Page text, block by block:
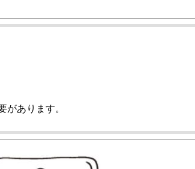
に宿泊人数2名以上から適用
ラベル 2022/9/1(木)～10/31(月)
ん 2022/9/15(木)～10/31(月)